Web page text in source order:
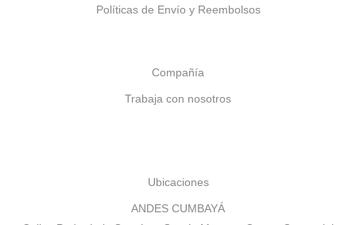
Políticas de Envío y Reembolsos
Compañía
Trabaja con nosotros
Ubicaciones
ANDES CUMBAYÁ